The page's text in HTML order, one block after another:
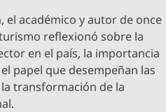
el académico y autor de once
reflexionó sobre la
en el país, la importancia
papel que desempeñan las
transformación de la